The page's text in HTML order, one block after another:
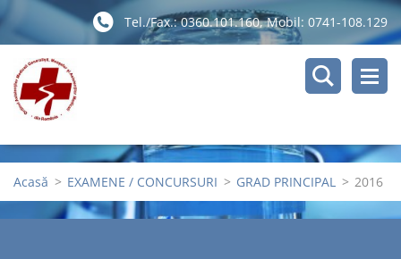
Tel./Fax.: 0360.101.160, Mobil: 0741-108.129
Acasă > EXAMENE / CONCURSURI > GRAD PRINCIPAL > 2016